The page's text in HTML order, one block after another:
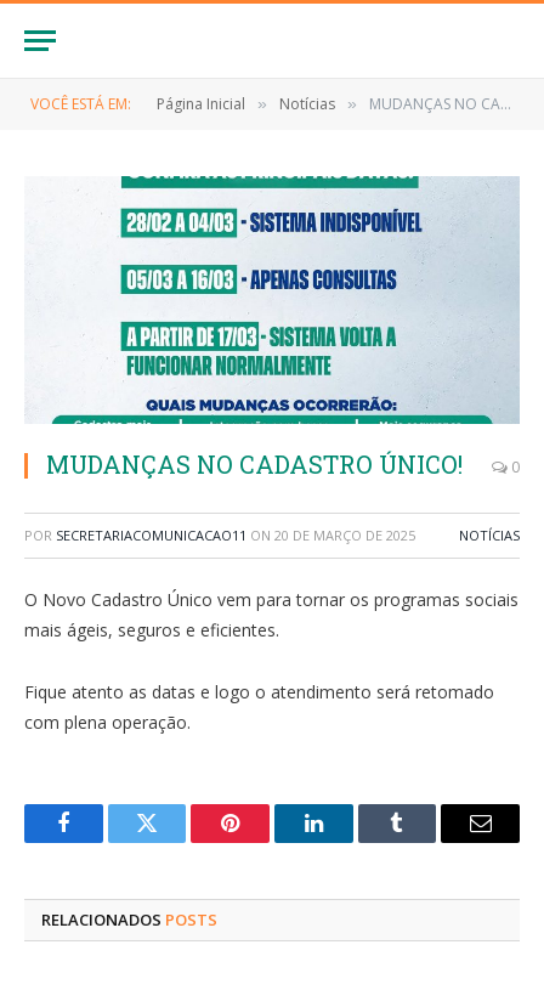
VOCÊ ESTÁ EM: Página Inicial » Notícias » MUDANÇAS NO CADASTRO ÚNICO!
MUDANÇAS NO CADASTRO ÚNICO! 0
POR SECRETARIACOMUNICACAO11 ON 20 DE MARÇO DE 2025 NOTÍCIAS
O Novo Cadastro Único vem para tornar os programas sociais
mais ágeis, seguros e eficientes.
Fique atento as datas e logo o atendimento será retomado
com plena operação.
FacebookTwitter Pinterest LinkedInTumblr
E-
RELACIONADOS POSTS